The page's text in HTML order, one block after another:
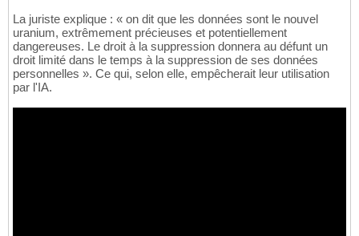
La juriste explique : « on dit que les données sont le nouvel
uranium, extrêmement précieuses et potentiellement
dangereuses. Le droit à la suppression donnera au défunt un
droit limité dans le temps à la suppression de ses données
personnelles ». Ce qui, selon elle, empêcherait leur utilisation
par l'IA.